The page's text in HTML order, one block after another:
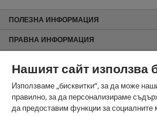
ПОЛЕЗНА ИНФОРМАЦИЯ
ПРАВНА ИНФОРМАЦИЯ
За сайта
Защита на данните
Използване на бисквитки
Нашият сайт използва
Използваме „бисквитки“, за да може
правилно, за да персонализираме
да предоставим функции за социалните